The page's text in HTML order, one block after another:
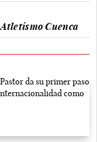
Atletismo Cuenca